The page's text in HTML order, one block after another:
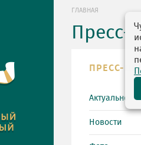
ГЛАВНАЯ
Пресс-
ПРЕСС-
Актуально
Новости